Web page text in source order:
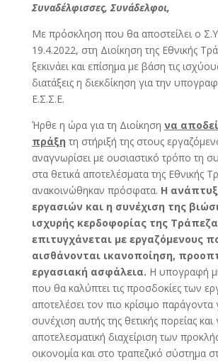
Συναδέλφισσες, Συνάδελφοι,
Με πρόσκληση που θα αποστείλει ο
19.4.2022, στη Διοίκηση της Εθνικής
ξεκινάει και επίσημα με βάση τις
διατάξεις η διεκδίκηση για την
Ε.Σ.Σ.Ε.
Ήρθε η ώρα για τη Διοίκηση να
πράξη τη στήριξή της στους
αναγνωρίσει με ουσιαστικό τρόπο τη
στα θετικά αποτελέσματα της Εθνικής
ανακοινώθηκαν πρόσφατα. Η
εργασιών και η συνέχιση της
ισχυρής κερδοφορίας της
επιτυγχάνεται με εργαζόμενους
αισθάνονται ικανοποίηση,
εργασιακή ασφάλεια. Η υπογραφή
που θα καλύπτει τις προσδοκίες των
αποτελέσει τον πιο κρίσιμο παράγοντα
συνέχιση αυτής της θετικής πορείας και
αποτελεσματική διαχείριση των
οικονομία και στο τραπεζικό σύστημα